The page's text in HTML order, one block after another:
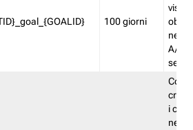
100 giorni
nel
A/B.
i
nel